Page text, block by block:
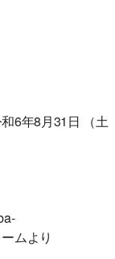
6年8月31日 （土
ムより